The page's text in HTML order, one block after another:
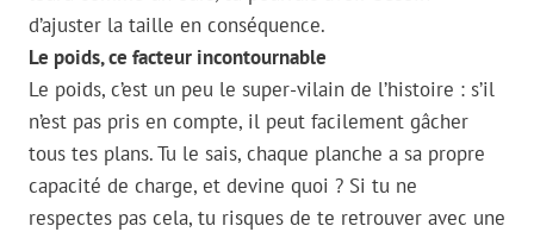
d’ajuster la taille en conséquence.
Le poids, ce facteur incontournable
Le poids, c’est un peu le super-vilain de l’histoire : s’il
n’est pas pris en compte, il peut facilement gâcher
tous tes plans. Tu le sais, chaque planche a sa propre
capacité de charge, et devine quoi ? Si tu ne
respectes pas cela, tu risques de te retrouver avec une